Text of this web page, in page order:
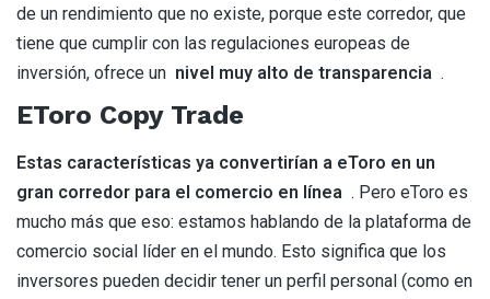
de un rendimiento que no existe, porque este corredor, que
tiene que cumplir con las regulaciones europeas de
inversión, ofrece un nivel muy alto de transparencia .
EToro Copy Trade
Estas características ya convertirían a eToro en un
gran corredor para el comercio en línea . Pero eToro es
mucho más que eso: estamos hablando de la plataforma de
comercio social líder en el mundo. Esto significa que los
inversores pueden decidir tener un perfil personal (como en